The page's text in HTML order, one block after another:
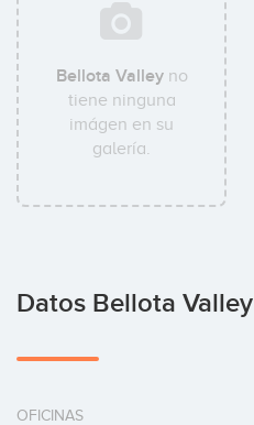
Bellota Valleyno
tiene ninguna
imágen en su
galería.
Datos Bellota Valley
OFICINAS